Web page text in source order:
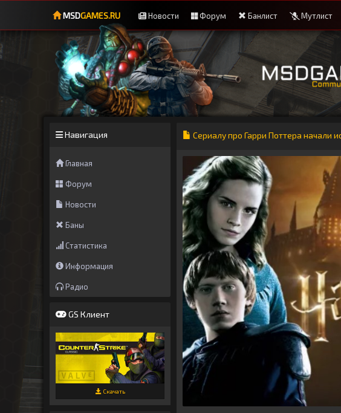
MSDGAMES.RU Новости Форум Банлист Мутлист
Навигация
Главная
Форум
Новости
Баны
Статистика
Информация
Радио
GS Клиент
Скачать
Сериалу про Гарри Поттера начали